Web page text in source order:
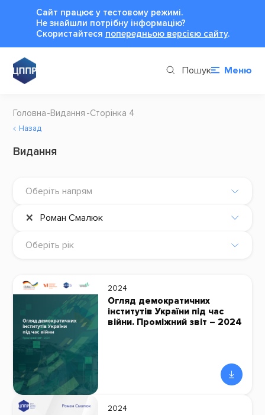
Сайт працює у тестовому режимі.
Не знайшли потрібну інформацію?
Cкористайтеся попередньою версією сайту.
Пошук Меню
Головна Видання Сторінка 4
Назад
Видання
Оберіть напрям
× Роман Смалюк
Оберіть рік
2024
Огляд демократичних
інститутів України під час
війни. Проміжний звіт – 2024
2024